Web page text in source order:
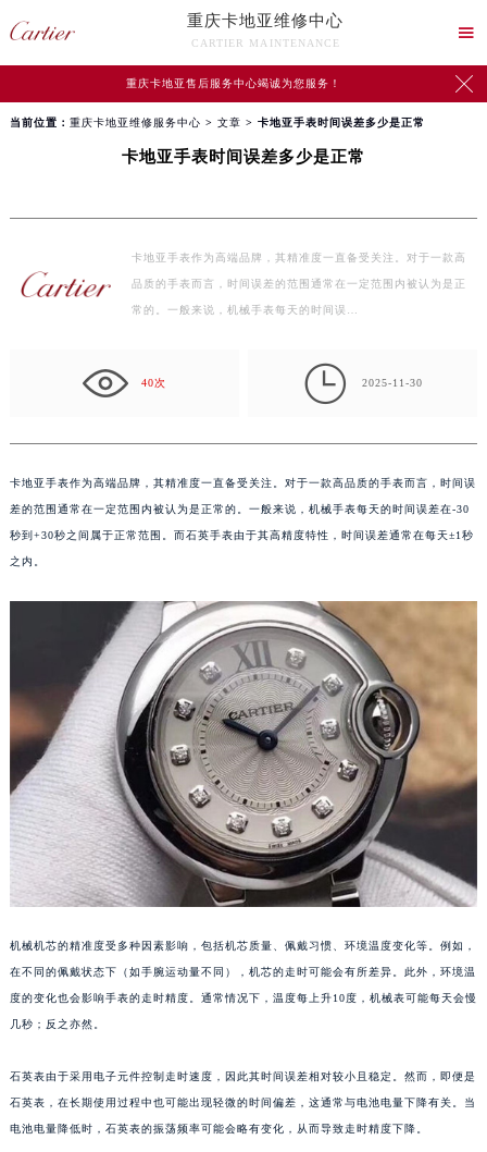
重庆卡地亚维修中心
CARTIER MAINTENANCE

重庆卡地亚售后服务中心竭诚为您服务！ 
当前位置： 重庆卡地亚维修服务中心 > 文章 > 卡地亚手表时间误差多少是正常
卡地亚手表时间误差多少是正常
卡地亚手表作为高端品牌，其精准度一直备受关注。对于一款高
品质的手表而言，时间误差的范围通常在一定范围内被认为是正
常的。一般来说，机械手表每天的时间误…
40次  2025-11-30
卡地亚手表作为高端品牌，其精准度一直备受关注。对于一款高品质的手表而言，时间误
差的范围通常在一定范围内被认为是正常的。一般来说，机械手表每天的时间误差在-30
秒到+30秒之间属于正常范围。而石英手表由于其高精度特性，时间误差通常在每天±1秒
之内。
机械机芯的精准度受多种因素影响，包括机芯质量、佩戴习惯、环境温度变化等。例如，
在不同的佩戴状态下（如手腕运动量不同），机芯的走时可能会有所差异。此外，环境温
度的变化也会影响手表的走时精度。通常情况下，温度每上升10度，机械表可能每天会慢
几秒；反之亦然。
石英表由于采用电子元件控制走时速度，因此其时间误差相对较小且稳定。然而，即便是
石英表，在长期使用过程中也可能出现轻微的时间偏差，这通常与电池电量下降有关。当
电池电量降低时，石英表的振荡频率可能会略有变化，从而导致走时精度下降。